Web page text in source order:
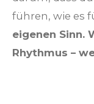
führen, wie es
eigenen Sinn.
Rhythmus –